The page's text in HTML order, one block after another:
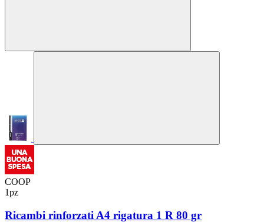
COOP
1pz
Ricambi rinforzati A4 rigatura 1 R 80 gr